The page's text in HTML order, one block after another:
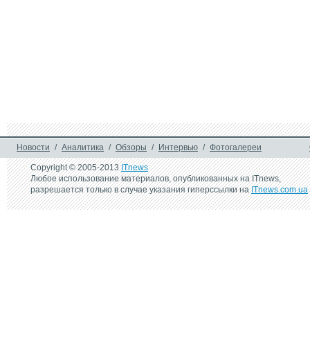
Новости / Аналитика / Обзоры / Интервью / Фотогалереи
Copyright © 2005-2013ITnews
Любое использование материалов, опубликованных на ITnews,
разрешается только в случае указания гиперссылки наITnews.com.ua